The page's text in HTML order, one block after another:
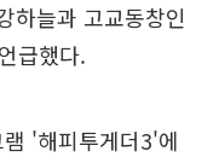
하늘과 고교동창인
급했다.
'해피투게더3'에